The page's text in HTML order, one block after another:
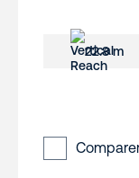
22.8 m